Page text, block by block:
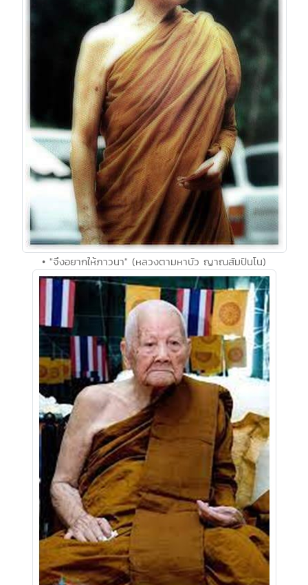
• "จึงอยากให้ภาวนา" (หลวงตามหาบัว ญาณสัมปันโน)